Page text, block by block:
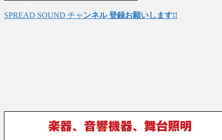
SPREAD SOUND チャ ンネル 登録お願いします!!